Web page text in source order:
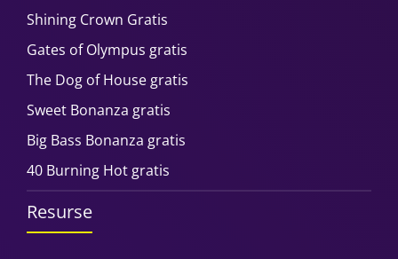
Shining Crown Gratis
Gates of Olympus gratis
The Dog of House gratis
Sweet Bonanza gratis
Big Bass Bonanza gratis
40 Burning Hot gratis
Resurse